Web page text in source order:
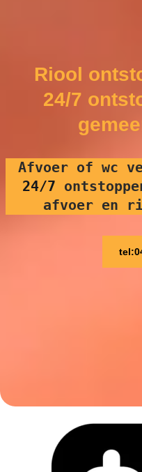
Riool
24/7
Afvoer of wc
24/7
afvoer en